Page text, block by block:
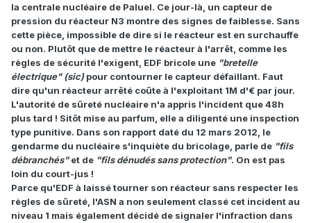
la centrale nucléaire de Paluel. Ce jour-là, un capteur de
pression du réacteur N3 montre des signes de faiblesse. Sans
cette pièce, impossible de dire si le réacteur est en surchauffe
ou non. Plutôt que de mettre le réacteur à l'arrêt, comme les
règles de sécurité l'exigent, EDF bricole une "bretelle
électrique" (sic)pour contourner le capteur défaillant. Faut
dire qu'un réacteur arrêté coûte à l'exploitant 1M d'€ par jour.
L'autorité de sûreté nucléaire n'a appris l'incident que 48h
plus tard ! Sitôt mise au parfum, elle a diligenté une inspection
type punitive. Dans son rapport daté du 12 mars 2012, le
gendarme du nucléaire s'inquiète du bricolage, parle de "fils
débranchés"et de "fils dénudés sans protection". On est pas
loin du court-jus !
Parce qu'EDF à laissé tourner son réacteur sans respecter les
règles de sûreté, l'ASN a non seulement classé cet incident au
niveau 1 mais également décidé de signaler l'infraction dans